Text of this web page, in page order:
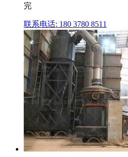
完
联系电话: 180 3780 8511